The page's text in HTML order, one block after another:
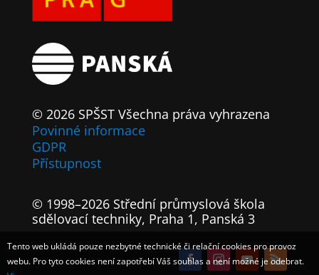
© 2026 SPŠST Všechna práva vyhrazena
Povinné informace
GDPR
Přístupnost
© 1998–2026 Střední průmyslová škola
sdělovací techniky, Praha 1, Panská 3
Tento web ukládá pouze nezbytné technické či relační cookies pro provoz
webu. Pro tyto cookies není zapotřebí Váš souhlas a není možné je odebrat.